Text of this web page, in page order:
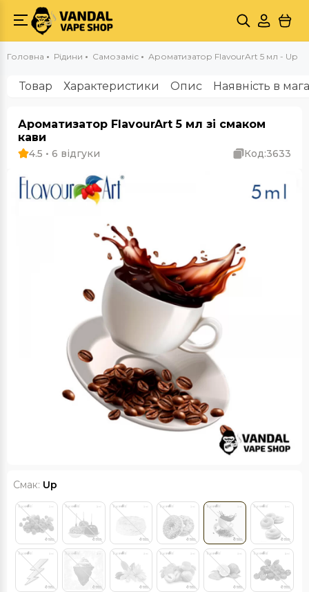
Головна Рідини Самозаміс Ароматизатор FlavourArt 5 мл - Up
Товар Характеристики Опис Наявність в
Ароматизатор FlavourArt 5 мл зі смаком
кави
4.5 • 6 відгуки Код:3633
Смак: Up